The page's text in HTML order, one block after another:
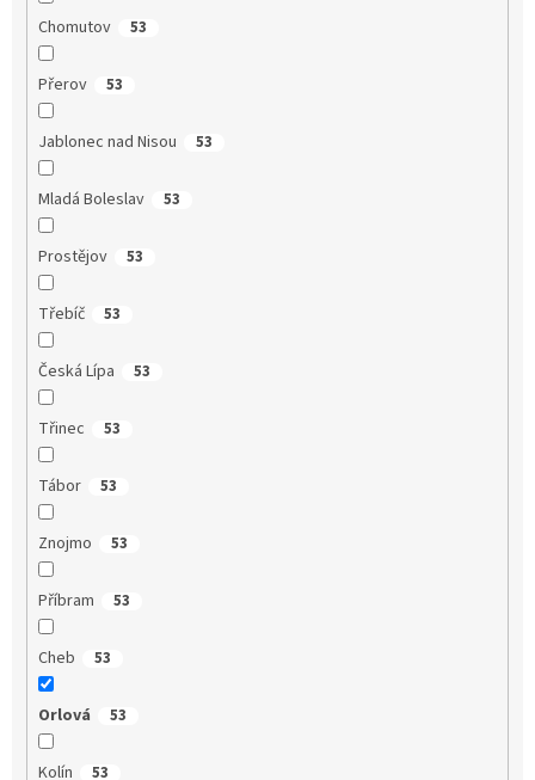
Chomutov 53
Přerov 53
Jablonec nad Nisou 53
Mladá Boleslav 53
Prostějov 53
Třebíč 53
Česká Lípa 53
Třinec 53
Tábor 53
Znojmo 53
Příbram 53
Cheb 53
Orlová 53
Kolín 53